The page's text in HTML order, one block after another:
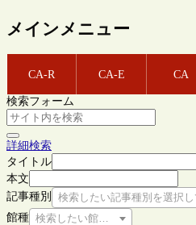
メインメニュー
CA-R CA-E CA
検索フォーム
詳細検索
タイトル
本文
記事種別
検索したい記事種別を選択
館種 検索したい館種を選択してくださ